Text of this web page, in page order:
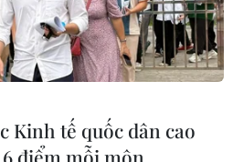
gia Nam Á này.
Kinh tế quốc dân cao
điểm mỗi môn